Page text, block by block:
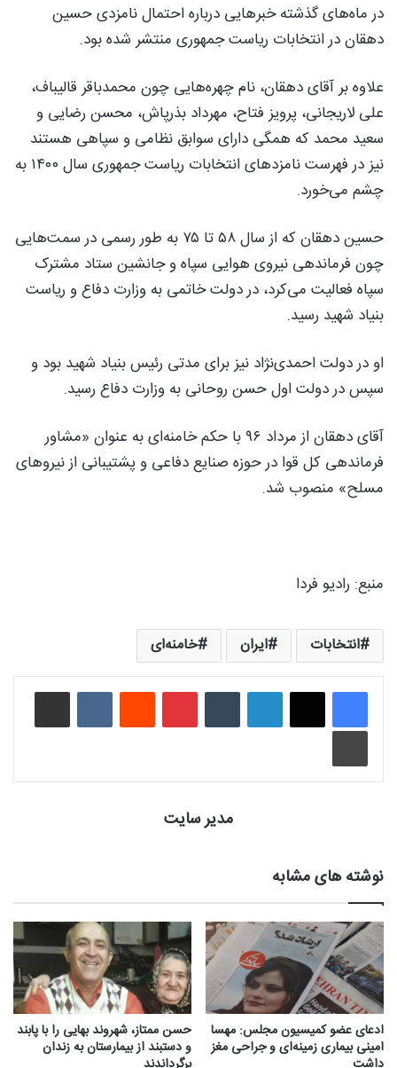
در ماه‌های گذشته خبرهایی درباره احتمال نامزدی حسین
دهقان در انتخابات ریاست ‌جمهوری منتشر شده بود.
علاوه بر آقای دهقان، نام چهره‌هایی چون محمدباقر قالیباف،
علی لاریجانی، پرویز فتاح، مهرداد بذرپاش، محسن رضایی و
سعید محمد که همگی دارای سوابق نظامی و سپاهی هستند
نیز در فهرست نامزدهای انتخابات ریاست جمهوری سال ۱۴۰۰ به
چشم می‌خورد.
حسین دهقان که از سال ۵۸ تا ۷۵ به طور رسمی در سمت‌هایی
چون فرماندهی نیروی هوایی سپاه و جانشین ستاد مشترک
سپاه فعالیت می‌کرد، در دولت خاتمی به وزارت دفاع و ریاست
بنیاد شهید رسید.
او در دولت احمدی‌نژاد نیز برای مدتی رئیس بنیاد شهید بود و
سپس در دولت اول حسن روحانی به وزارت دفاع رسید.
آقای دهقان از مرداد ۹۶ با حکم خامنه‌ای به عنوان «مشاور
فرماندهی کل قوا در حوزه صنایع دفاعی و پشتیبانی از نیروهای
مسلح» منصوب شد.
منبع: رادیو فردا
انتخابات ایران خامنه‌ای
لینکدین ‫پین‌ترست ‫رددیت
چاپ
مدیر سایت
نوشته های مشابه
ادعای عضو کمیسیون مجلس: مهسا
امینی بیماری زمینه‌ای و جراحی مغز
حسن ممتاز، شهروند بهایی را با پابند
و دستبند از بیمارستان به زندان